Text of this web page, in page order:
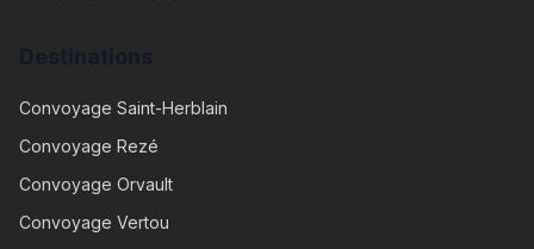
Convoyage Saint-Herblain
Convoyage Rezé
Convoyage Orvault
Convoyage Vertou